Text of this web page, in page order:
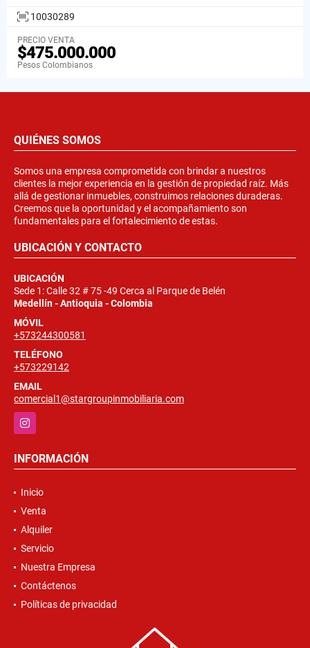
10030289
PRECIO VENTA
$475.000.000
Pesos Colombianos
QUIÉNES SOMOS
Somos una empresa comprometida con brindar a nuestros
clientes la mejor experiencia en la gestión de propiedad raíz. Más
allá de gestionar inmuebles, construimos relaciones duraderas.
Creemos que la oportunidad y el acompañamiento son
fundamentales para el fortalecimiento de estas.
UBICACIÓN Y CONTACTO
UBICACIÓN
Sede 1: Calle 32 # 75 -49 Cerca al Parque de Belén
Medellín - Antioquia - Colombia
MÓVIL
+573244300581
TELÉFONO
+573229142
EMAIL
comercial1@stargroupinmobiliaria.com
Instagram
INFORMACIÓN
Inicio
Venta
Alquiler
Servicio
Nuestra Empresa
Contáctenos
Políticas de privacidad